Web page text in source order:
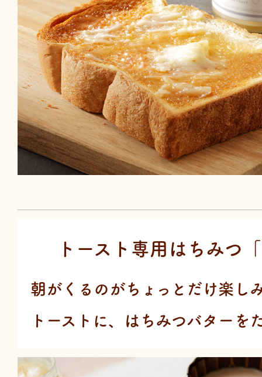
トースト専用はちみつ
朝がくるのがちょっとだけ楽し
トーストに、はちみつバターを